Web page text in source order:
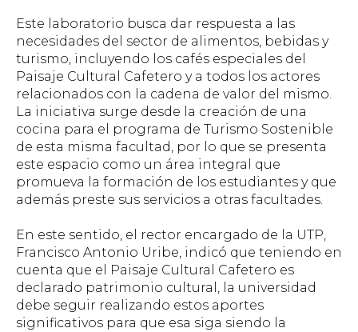
Este laboratorio busca dar respuesta a las
necesidades del sector de alimentos, bebidas y
turismo, incluyendo los cafés especiales del
Paisaje Cultural Cafetero y a todos los actores
relacionados con la cadena de valor del mismo.
La iniciativa surge desde la creación de una
cocina para el programa de Turismo Sostenible
de esta misma facultad, por lo que se presenta
este espacio como un área integral que
promueva la formación de los estudiantes y que
además preste sus servicios a otras facultades.
En este sentido, el rector encargado de la UTP,
Francisco Antonio Uribe, indicó que teniendo en
cuenta que el Paisaje Cultural Cafetero es
declarado patrimonio cultural, la universidad
debe seguir realizando estos aportes
significativos para que esa siga siendo la